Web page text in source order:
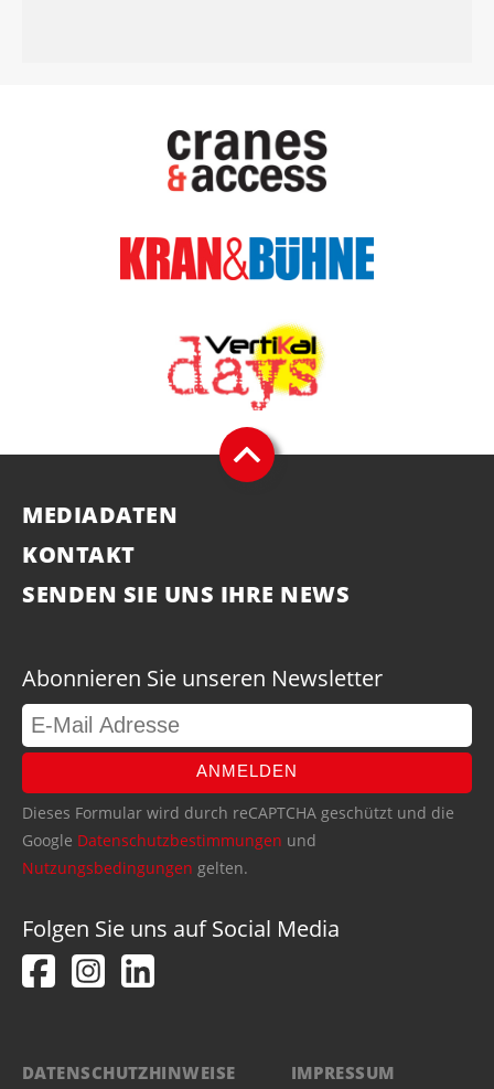
MEDIADATEN
KONTAKT
SENDEN SIE UNS IHRE NEWS
Abonnieren Sie unseren Newsletter
ANMELDEN
Dieses Formular wird durch reCAPTCHA geschützt und die
Google Datenschutzbestimmungen und
Nutzungsbedingungen gelten.
Folgen Sie uns auf Social Media
DATENSCHUTZHINWEISE IMPRESSUM